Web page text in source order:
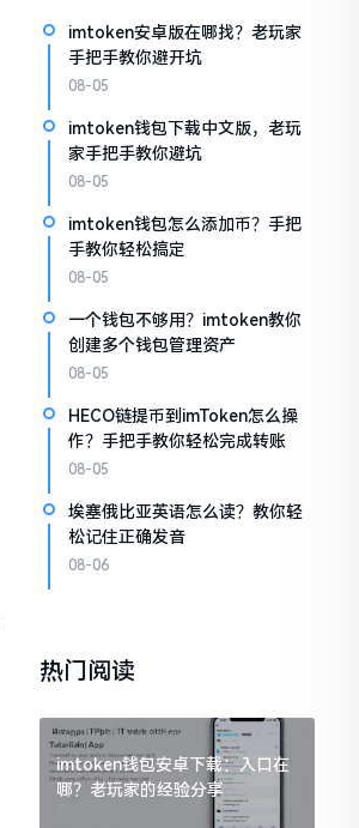
imtoken安卓版在哪找？老玩家
手把手教你避开坑
08-05
imtoken钱包下载中文版，老玩
家手把手教你避坑
08-05
imtoken钱包怎么添加币？手把
手教你轻松搞定
08-05
一个钱包不够用？imtoken教你
创建多个钱包管理资产
08-05
HECO链提币到imToken怎么操
作？手把手教你轻松完成转账
08-05
埃塞俄比亚英语怎么读？教你轻
松记住正确发音
08-06
热门阅读
imtoken钱包安卓下载：入口在
哪？老玩家的经验分享